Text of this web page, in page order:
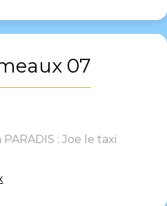
07
: Joe le taxi